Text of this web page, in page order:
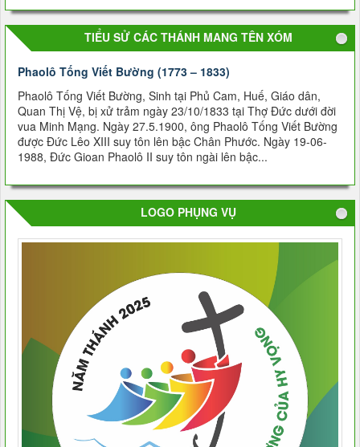
TIỂU SỬ CÁC THÁNH MANG TÊN XÓM
Phaolô Tống Viết Bường (1773 – 1833)
Phaolô Tống Viết Bường, Sinh tại Phủ Cam, Huế, Giáo dân,
Quan Thị Vệ, bị xử trảm ngày 23/10/1833 tại Thợ Ðức dưới đời
vua Minh Mạng. Ngày 27.5.1900, ông Phaolô Tống Viết Bường
được Đức Lêo XIII suy tôn lên bậc Chân Phước. Ngày 19-06-
1988, Đức Gioan Phaolô II suy tôn ngài lên bậc...
LOGO PHỤNG VỤ